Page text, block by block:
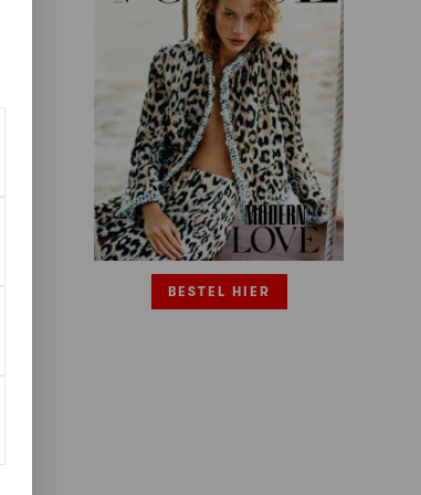
BESTEL HIER